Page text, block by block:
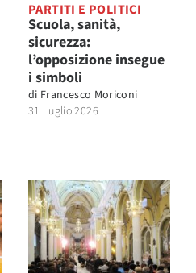
PARTITI E POLITICI
Scuola, sanità,
sicurezza:
l’opposizione insegue
i simboli
di Francesco Moriconi
31 Luglio 2026